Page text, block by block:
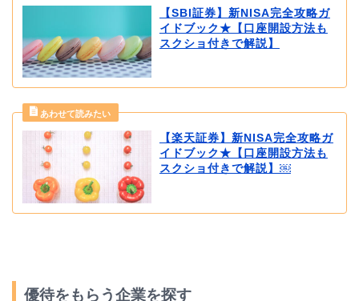
【SBI証券】新NISA完全攻略ガ
イドブック★【口座開設方法も
スクショ付きで解説】
【楽天証券】新NISA完全攻略ガ
イドブック★【口座開設方法も
スクショ付きで解説】￼
優待をもらう企業を探す